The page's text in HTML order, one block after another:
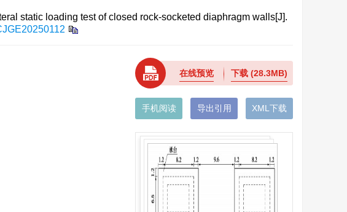
static loading test of closed rock-socketed diaphragm walls[J].
在线预览 下载(28.3MB)
手机阅读 导出引用 XML下载